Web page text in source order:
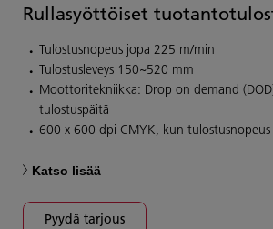
Rullasyöttöiset
Tulostusnopeus jopa 225 m/min
Tulostusleveys 150~520 mm
Moottoritekniikka: Drop on demand
tulostuspäitä
600 x 600 dpi CMYK, kun
Katso lisää
Pyydä tarjous